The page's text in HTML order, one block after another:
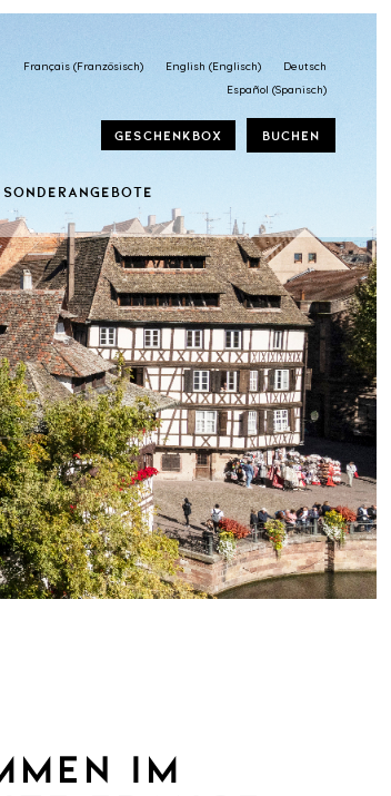
SONDERANGEBOTE
IM
Français (Französisch) English (Englisch)
Deutsch
Español (Spanisch)
Geschenkbox Buchen